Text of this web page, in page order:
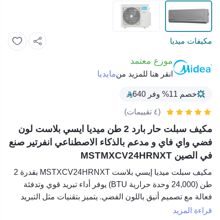
مكيفات ميديا
موزع معتمد
انقر هنا للمزيد منمايديا
خصم 11% وفر 640
(٤ تقييمات)
مكيف سبلت حار بارد 2 طن ميديا ايسي بلاست لون
فضي واي فاي و مدعم بالذكاء الاصطناعي انفرتير صنع
في الصين MSTMXCV24HRNXT
مكيف سبلت ميديا إيسي بلاست MSTXCV24HRNXT
بقدرة 2
طن (24,000 وحدة حرارية BTU) يوفر أداء تبريد قوي وتدفئة
فعالة مع تصميم أنيق باللون الفضي. يتميز بتقنيات مثل التبريد
السريع وتوزيع الهواء المتساوي وتقنية الإنفرتر لتوفير الطاقة.
قراءة المزيد